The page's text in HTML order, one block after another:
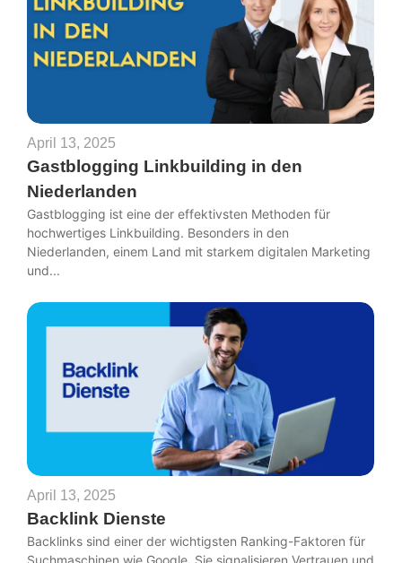
April 13, 2025
Gastblogging Linkbuilding in den
Niederlanden
Gastblogging ist eine der effektivsten Methoden für
hochwertiges Linkbuilding. Besonders in den
Niederlanden, einem Land mit starkem digitalen Marketing
und...
April 13, 2025
Backlink Dienste
Backlinks sind einer der wichtigsten Ranking-Faktoren für
Suchmaschinen wie Google. Sie signalisieren Vertrauen und